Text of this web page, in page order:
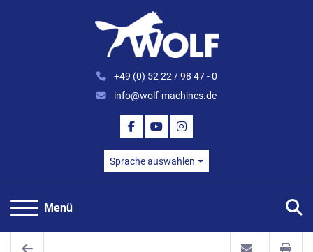
+49 (0) 52 22 / 98 47 - 0
info@wolf-machines.de
FACEBOOK
YOUTUBEINSTAGRAM
Sprache auswählen
Menü